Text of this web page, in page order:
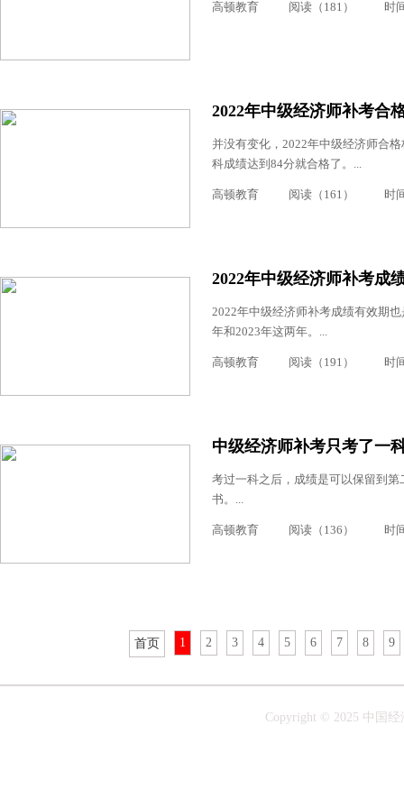
高顿教育 阅读（181） 时
2022年中级经济师补考合
并没有变化，2022年中级经济师合
科成绩达到84分就合格了。...
高顿教育 阅读（161） 时
2022年中级经济师补考成
2022年中级经济师补考成绩有效期
年和2023年这两年。...
高顿教育 阅读（191） 时
中级经济师补考只考了一
考过一科之后，成绩是可以保留到
书。...
高顿教育 阅读（136） 时
首页 1 2 3 4 5 6 7 8 9
Copyright © 2025 中国